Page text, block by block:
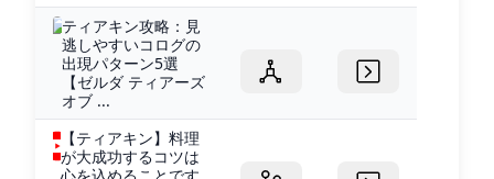
ティアキン攻略：見
逃しやすいコログの
出現パターン5選
【ゼルダ ティアーズ
オブ ...
【ティアキン】料理
が大成功するコツは